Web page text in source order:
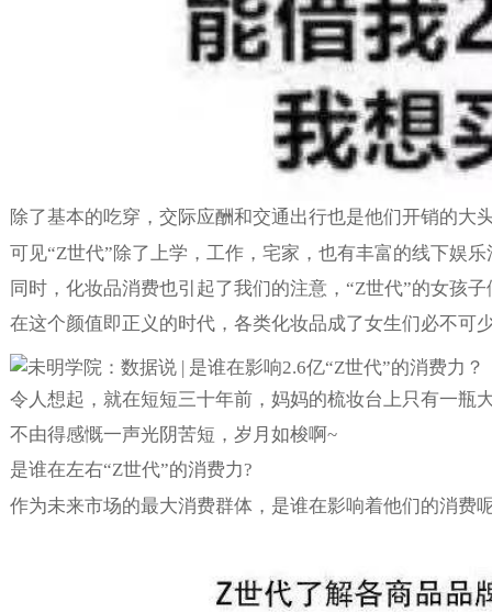
除了基本的吃穿，交际应酬和交通出行也是他们开销的大
可见“Z世代”除了上学，工作，宅家，也有丰富的线下娱
同时，化妆品消费也引起了我们的注意，“Z世代”的女孩
在这个颜值即正义的时代，各类化妆品成了女生们必不
令人想起，就在短短三十年前，妈妈的梳妆台上只有一
不由得感慨一声光阴苦短，岁月如梭啊~
是谁在左右“Z世代”的消费力?
作为未来市场的最大消费群体，是谁在影响着他们的消费